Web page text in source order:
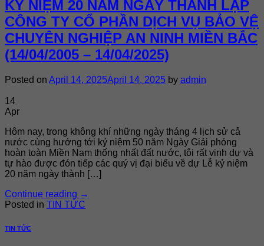
KỶ NIỆM 20 NĂM NGÀY THÀNH LẬP
CÔNG TY CỔ PHẦN DỊCH VỤ BẢO VỆ
CHUYÊN NGHIỆP AN NINH MIỀN BẮC
(14/04/2005 – 14/04/2025)
Posted on April 14, 2025April 14, 2025 by admin
14
Apr
Hôm nay, trong không khí những ngày tháng 4 lịch sử cả
nước cùng hướng tới kỷ niệm 50 năm Ngày Giải phóng
hoàn toàn Miền Nam thống nhất đất nước, tôi rất vinh dự và
tự hào được đón tiếp các quý vị đại biểu về dự Lễ kỷ niệm
20 năm ngày thành […]
Continue reading →
Posted in TIN TỨC
TIN TỨC